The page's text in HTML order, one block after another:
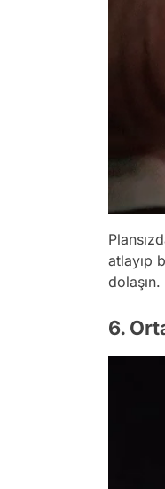
atlayıp
dolaşın.
6.